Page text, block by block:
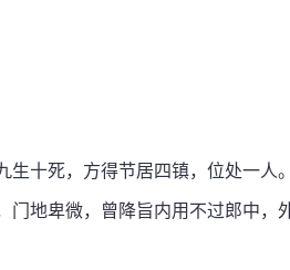
十死，方得节居四镇，位处一人
地卑微，曾降旨内用不过郎中，